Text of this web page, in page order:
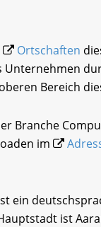
Ortschaften
Unternehmen
Bereich
Branche
im
ein
ist